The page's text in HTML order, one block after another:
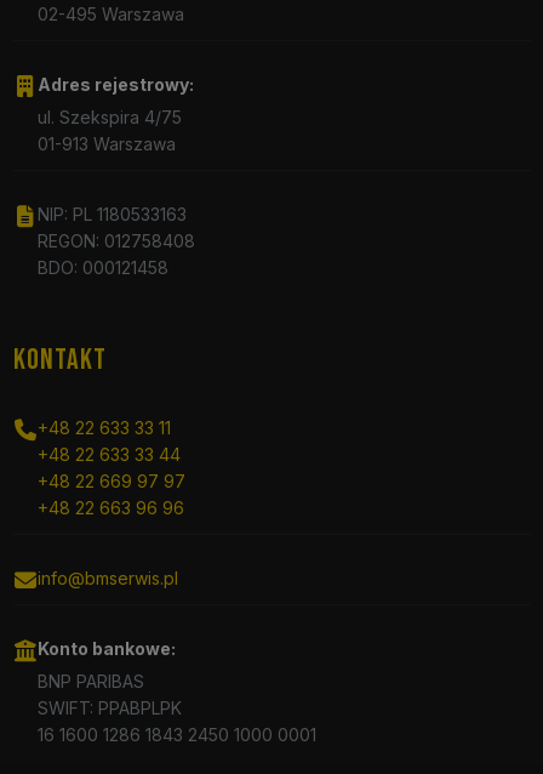
02-495 Warszawa
Adres rejestrowy:
ul. Szekspira 4/75
01-913 Warszawa
NIP: PL 1180533163
REGON: 012758408
BDO: 000121458
KONTAKT
+48 22 633 33 11
+48 22 633 33 44
+48 22 669 97 97
+48 22 663 96 96
info@bmserwis.pl
Konto bankowe:
BNP PARIBAS
SWIFT: PPABPLPK
16 1600 1286 1843 2450 1000 0001